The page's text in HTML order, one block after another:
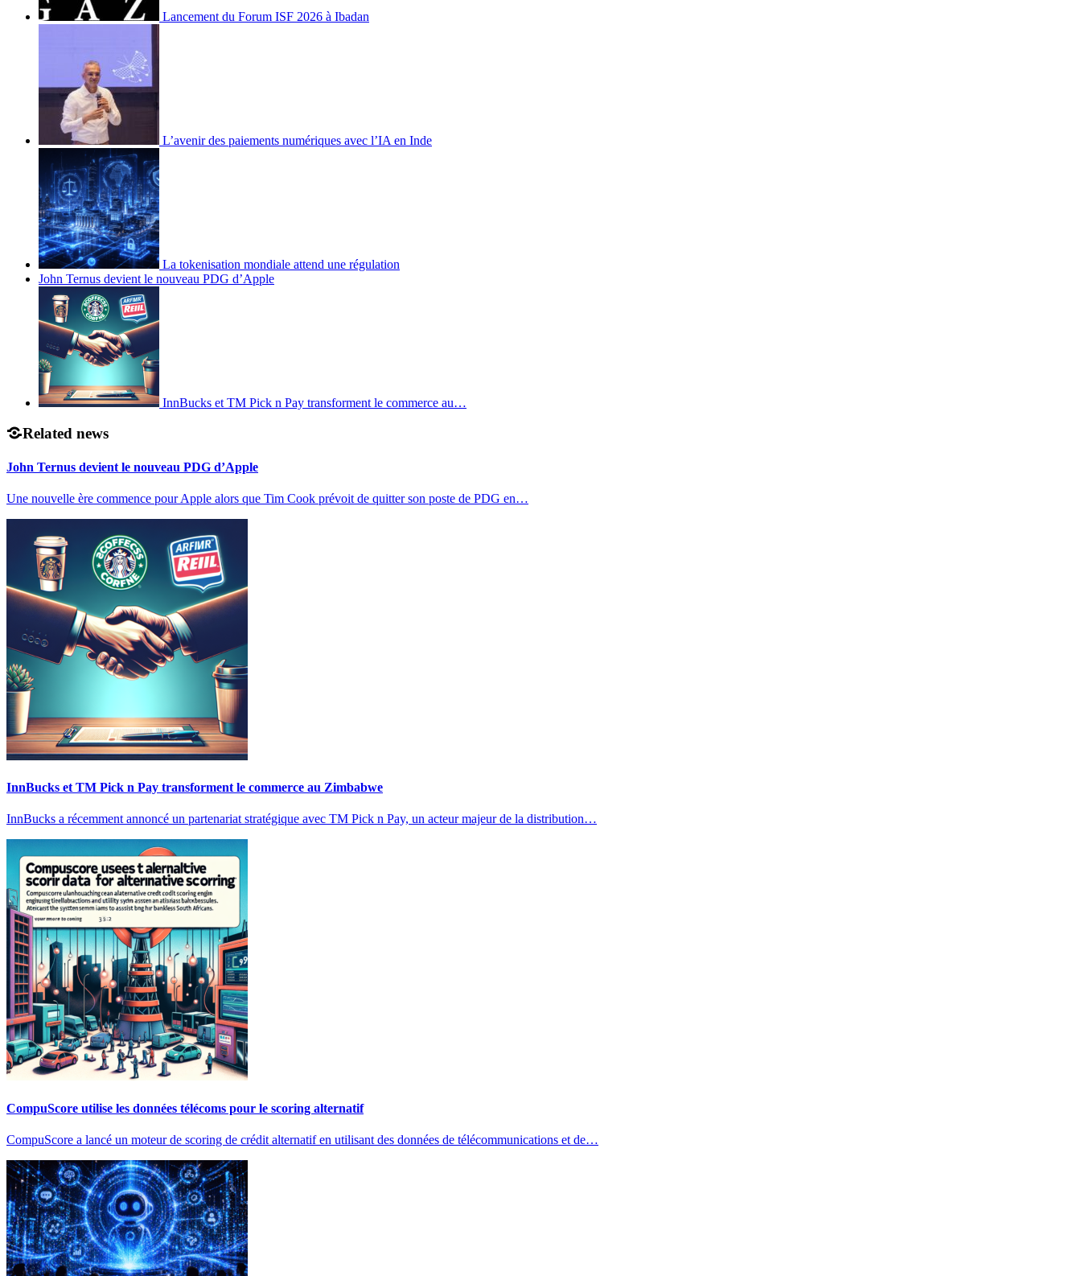
Lancement du Forum ISF 2026 à Ibadan
L’avenir des paiements numériques avec l’IA en Inde
La tokenisation mondiale attend une régulation
John Ternus devient le nouveau PDG d’Apple
InnBucks et TM Pick n Pay transforment le commerce au…
Related news
John Ternus devient le nouveau PDG d’Apple
Une nouvelle ère commence pour Apple alors que Tim Cook prévoit de quitter son poste de PDG en…
InnBucks et TM Pick n Pay transforment le commerce au Zimbabwe
InnBucks a récemment annoncé un partenariat stratégique avec TM Pick n Pay, un acteur majeur de la distribution…
CompuScore utilise les données télécoms pour le scoring alternatif
CompuScore a lancé un moteur de scoring de crédit alternatif en utilisant des données de télécommunications et de…